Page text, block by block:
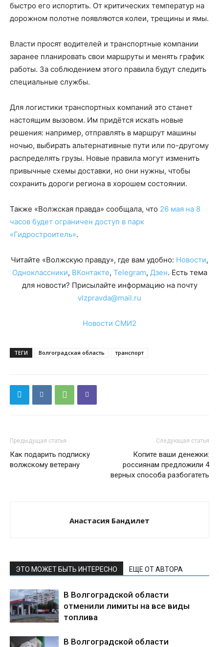
быстро его испортить. От критических температур на
дорожном полотне появляются колеи, трещины и ямы.
Власти просят водителей и транспортные компании
заранее планировать свои маршруты и менять график
работы. За соблюдением этого правила будут следить
специальные службы.
Для логистики транспортных компаний это станет
настоящим вызовом. Им придётся искать новые
решения: например, отправлять в маршрут машины
ночью, выбирать альтернативные пути или по-другому
распределять грузы. Новые правила могут изменить
привычные схемы доставки, но они нужны, чтобы
сохранить дороги региона в хорошем состоянии.
Также «Волжская правда» сообщала, что 26 мая на 8
часов будет ограничен доступ в парк
«Гидростроитель».
Читайте «Волжскую правду», где вам удобно: Новости,
Одноклассники, ВКонтакте, Telegram, Дзен. Есть тема
для новости? Присылайте информацию на почту
vlzpravda@mail.ru
Новости СМИ2
ТЕГИ Волгоградская область транспорт
Предыдущая статья
Как подарить подписку
волжскому ветерану
Следующая статья
Копите ваши денежки:
россиянам предложили 4
верных способа разбогатеть
Анастасия Бандилет
ЭТО МОЖЕТ БЫТЬ ИНТЕРЕСНО ЕЩЕ ОТ АВТОРА
В Волгоградской области
отменили лимиты на все виды
топлива
В Волгоградской области